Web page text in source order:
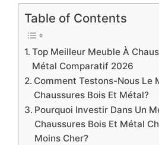
Table of Contents
Top Meilleur Meuble À
Métal Comparatif 2026
Comment Testons-Nous Le
Chaussures Bois Et Métal?
Pourquoi Investir Dans Un
Chaussures Bois Et Métal
Moins Cher?